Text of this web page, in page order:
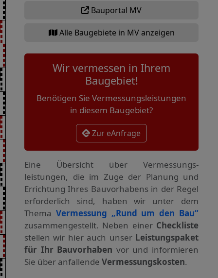
Bauportal MV
Alle Baugebiete in MV anzeigen
Wir vermessen in Ihrem
Baugebiet!
Benötigen Sie Vermessungsleistungen
in diesem Baugebiet?
Zur eAnfrage
Eine Übersicht über Vermessungs­
leistungen, die im Zuge der Planung und
Errichtung Ihres Bauvorhabens in der Regel
erforderlich sind, haben wir unter dem
Thema Vermessung „Rund um den Bau“
zusammengestellt. Neben einer Checkliste
stellen wir hier auch unser Leistungspaket
für Ihr Bauvorhaben vor und informieren
Sie über anfallende Vermessungskosten.